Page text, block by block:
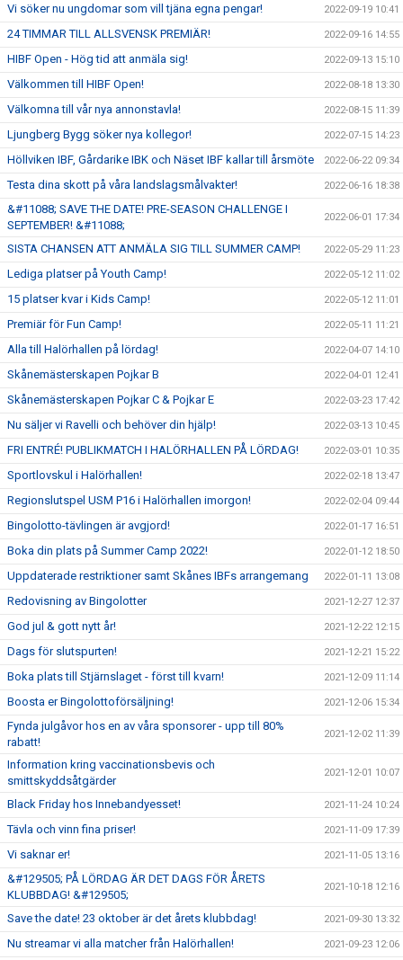
Vi söker nu ungdomar som vill tjäna egna pengar! 2022-09-19 10:41
24 TIMMAR TILL ALLSVENSK PREMIÄR! 2022-09-16 14:55
HIBF Open - Hög tid att anmäla sig! 2022-09-13 15:10
Välkommen till HIBF Open! 2022-08-18 13:30
Välkomna till vår nya annonstavla! 2022-08-15 11:39
Ljungberg Bygg söker nya kollegor! 2022-07-15 14:23
Höllviken IBF, Gårdarike IBK och Näset IBF kallar till årsmöte 2022-06-22 09:34
Testa dina skott på våra landslagsmålvakter! 2022-06-16 18:38
&#11088; SAVE THE DATE! PRE-SEASON CHALLENGE I
SEPTEMBER! &#11088;
2022-06-01 17:34
SISTA CHANSEN ATT ANMÄLA SIG TILL SUMMER CAMP! 2022-05-29 11:23
Lediga platser på Youth Camp! 2022-05-12 11:02
15 platser kvar i Kids Camp! 2022-05-12 11:01
Premiär för Fun Camp! 2022-05-11 11:21
Alla till Halörhallen på lördag! 2022-04-07 14:10
Skånemästerskapen Pojkar B 2022-04-01 12:41
Skånemästerskapen Pojkar C & Pojkar E 2022-03-23 17:42
Nu säljer vi Ravelli och behöver din hjälp! 2022-03-13 10:45
FRI ENTRÉ! PUBLIKMATCH I HALÖRHALLEN PÅ LÖRDAG! 2022-03-01 10:35
Sportlovskul i Halörhallen! 2022-02-18 13:47
Regionslutspel USM P16 i Halörhallen imorgon! 2022-02-04 09:44
Bingolotto-tävlingen är avgjord! 2022-01-17 16:51
Boka din plats på Summer Camp 2022! 2022-01-12 18:50
Uppdaterade restriktioner samt Skånes IBFs arrangemang 2022-01-11 13:08
Redovisning av Bingolotter 2021-12-27 12:37
God jul & gott nytt år! 2021-12-22 12:15
Dags för slutspurten! 2021-12-21 15:22
Boka plats till Stjärnslaget - först till kvarn! 2021-12-09 11:14
Boosta er Bingolottoförsäljning! 2021-12-06 15:34
Fynda julgåvor hos en av våra sponsorer - upp till 80%
rabatt!
2021-12-02 11:39
Information kring vaccinationsbevis och
smittskyddsåtgärder
2021-12-01 10:07
Black Friday hos Innebandyesset! 2021-11-24 10:24
Tävla och vinn fina priser! 2021-11-09 17:39
Vi saknar er! 2021-11-05 13:16
&#129505; PÅ LÖRDAG ÄR DET DAGS FÖR ÅRETS
KLUBBDAG! &#129505;
2021-10-18 12:16
Save the date! 23 oktober är det årets klubbdag! 2021-09-30 13:32
Nu streamar vi alla matcher från Halörhallen! 2021-09-23 12:06